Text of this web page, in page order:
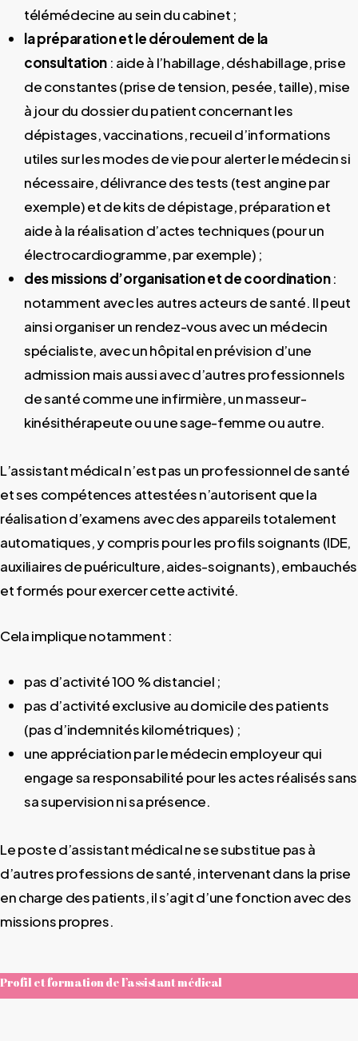
télémédecine au sein du cabinet ;
la préparation et le déroulement de la
consultation: aide à l’habillage, déshabillage, prise
de constantes (prise de tension, pesée, taille), mise
à jour du dossier du patient concernant les
dépistages, vaccinations, recueil d’informations
utiles sur les modes de vie pour alerter le médecin si
nécessaire, délivrance des tests (test angine par
exemple) et de kits de dépistage, préparation et
aide à la réalisation d’actes techniques (pour un
électrocardiogramme, par exemple) ;
des missions d’organisation et de coordination:
notamment avec les autres acteurs de santé. Il peut
ainsi organiser un rendez-vous avec un médecin
spécialiste, avec un hôpital en prévision d’une
admission mais aussi avec d’autres professionnels
de santé comme une infirmière, un masseur-
kinésithérapeute ou une sage-femme ou autre.
L’assistant médical n’est pas un professionnel de santé
et ses compétences attestées n’autorisent que la
réalisation d’examens avec des appareils totalement
automatiques, y compris pour les profils soignants (IDE,
auxiliaires de puériculture, aides-soignants), embauchés
et formés pour exercer cette activité.
Cela implique notamment :
pas d’activité 100 % distanciel ;
pas d’activité exclusive au domicile des patients
(pas d’indemnités kilométriques) ;
une appréciation par le médecin employeur qui
engage sa responsabilité pour les actes réalisés sans
sa supervision ni sa présence.
Le poste d’assistant médical ne se substitue pas à
d’autres professions de santé, intervenant dans la prise
en charge des patients, il s’agit d’une fonction avec des
missions propres.
Profil et formation de l’assistant médical